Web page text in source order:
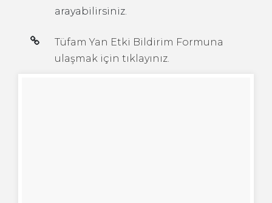
arayabilirsiniz.
Tüfam Yan Etki Bildirim Formuna
ulaşmak için tıklayınız.